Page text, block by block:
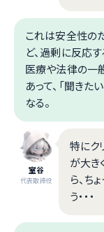
これは安全性の
ど、過剰に反応
医療や法律の一
あって、「聞きた
なる。
室谷
代表取締役
特にク
が大き
ら、ち
う・・・